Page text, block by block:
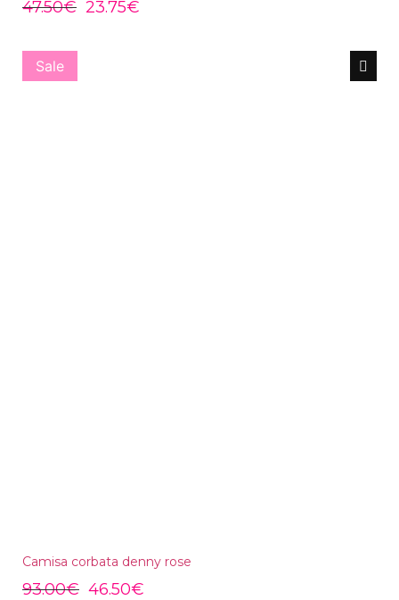
47.50€ 23.75€
Sale
Camisa corbata denny rose
93.00€ 46.50€